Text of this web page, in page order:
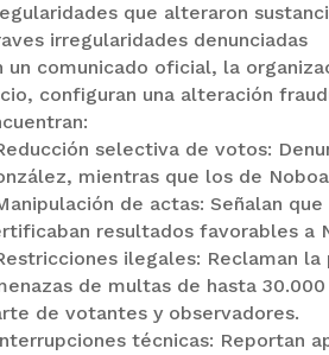
que alteraron
irregularidades denunciadas
un comunicado oficial, la
configuran una alteración
selectiva de votos:
mientras que los de
de actas: Señalan
resultados favorables a
ilegales: Reclaman
de multas de hasta
de votantes y observadores.
técnicas: Reportan